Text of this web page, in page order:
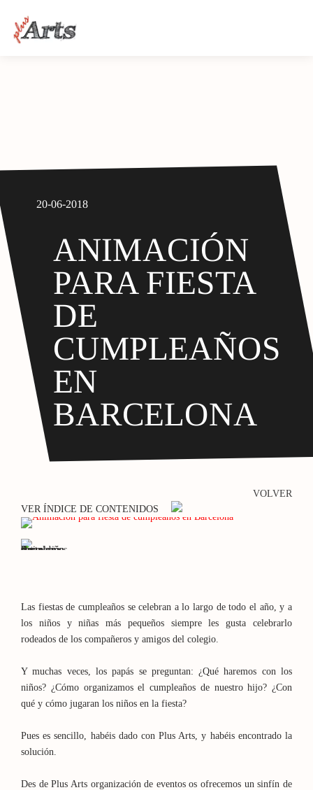
20-06-2018
ANIMACIÓN
PARA FIESTA
DE
CUMPLEAÑOS
EN
BARCELONA
VOLVER
VER ÍNDICE DE CONTENIDOS
Las fiestas de cumpleaños se celebran a lo largo de todo el año, y a
los niños y niñas más pequeños siempre les gusta celebrarlo
rodeados de los compañeros y amigos del colegio.
Y muchas veces, los papás se preguntan: ¿Qué haremos con los
niños? ¿Cómo organizamos el cumpleaños de nuestro hijo? ¿Con
qué y cómo jugaran los niños en la fiesta?
Pues es sencillo, habéis dado con Plus Arts, y habéis encontrado la
solución.
Des de Plus Arts organización de eventos os ofrecemos un sinfín de